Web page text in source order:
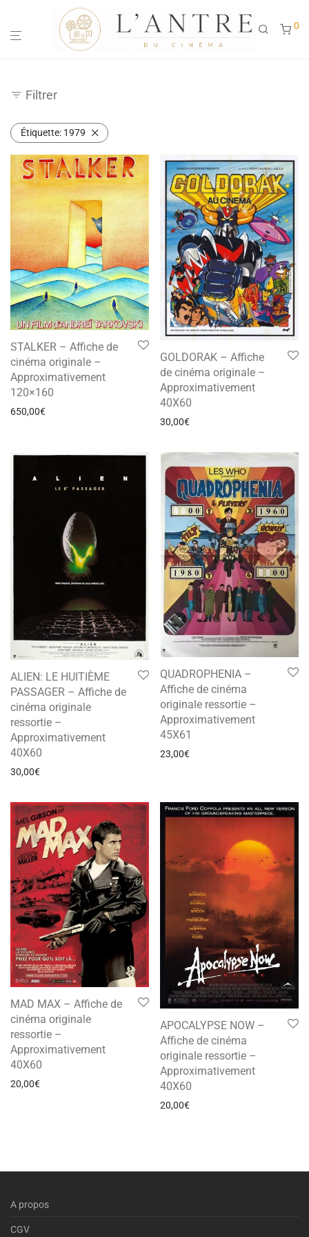
0
Filtrer
Étiquette: 1979
STALKER – Affiche de
cinéma originale –
Approximativement
120×160
650,00€
GOLDORAK – Affiche
de cinéma originale –
Approximativement
40X60
30,00€
ALIEN: LE HUITIÈME
PASSAGER – Affiche de
cinéma originale
ressortie –
Approximativement
40X60
30,00€
QUADROPHENIA –
Affiche de cinéma
originale ressortie –
Approximativement
45X61
23,00€
MAD MAX – Affiche de
cinéma originale
ressortie –
Approximativement
40X60
20,00€
APOCALYPSE NOW –
Affiche de cinéma
originale ressortie –
Approximativement
40X60
20,00€
A propos
CGV